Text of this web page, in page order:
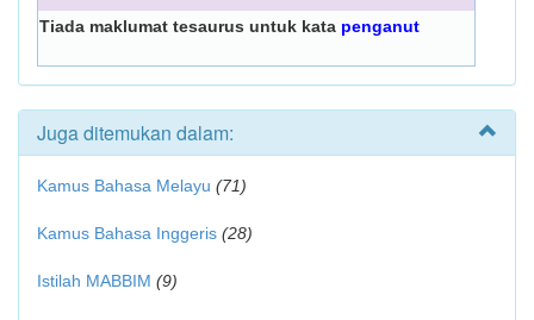
Tiada maklumat tesaurus untuk kata penganut
Juga ditemukan dalam:
Kamus Bahasa Melayu (71)
Kamus Bahasa Inggeris (28)
Istilah MABBIM (9)